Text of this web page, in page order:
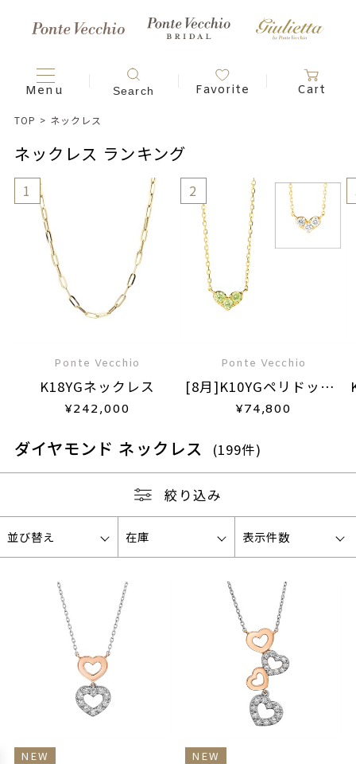
TOP > ネックレス
ネックレス ランキング
1
Ponte Vecchio
K18YGネックレス
¥242,000
2
Ponte Vecchio
[8月]K10YGペリドット/
ダイヤモンドリバーシブ
¥74,800
ダイヤモンド ネックレス (199件)
絞り込み
並び替え 在庫 表示件数
NEW NEW